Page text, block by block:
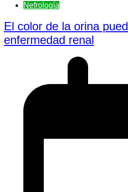
Nefrologí­a
El color de la orina
enfermedad renal